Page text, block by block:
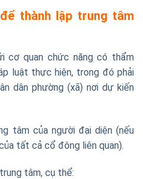
thành lập trung tâm
cơ quan chức năng có thẩm
luật thực hiện, trong đó phải
dân phường (xã) nơi dự kiến
tâm của người đại diện (nếu
tất cả cổ đông liên quan).
tâm, cụ thể: